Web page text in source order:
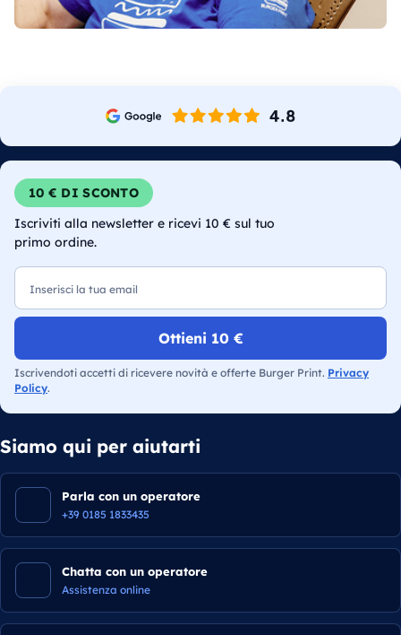
10 € DI SCONTO
Iscriviti alla newsletter e ricevi 10 € sul tuo
primo ordine.
Ottieni 10 €
Iscrivendoti accetti di ricevere novità e offerte Burger Print. Privacy
Policy.
Siamo qui per aiutarti
Parla con un operatore
+39 0185 1833435
Chatta con un operatore
Assistenza online